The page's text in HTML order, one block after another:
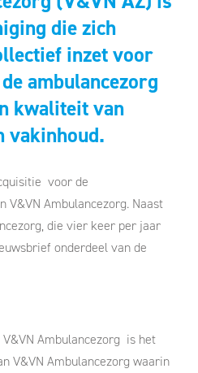
die zich
inzet voor
ambulancezorg
kwaliteit van
vakinhoud.
voor de
V&VN Ambulancezorg. Naast
die vier keer per jaar
onderdeel van de
Ambulancezorg is het
V&VN Ambulancezorg waarin